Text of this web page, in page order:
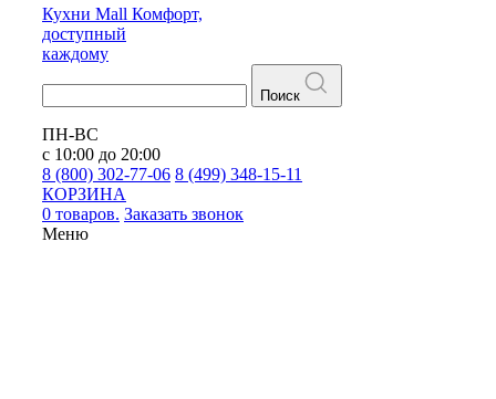
Кухни Mall Комфорт,
доступный
каждому
Поиск
ПН-ВС
с 10:00 до 20:00
8 (800) 302-77-06 8 (499) 348-15-11
КОРЗИНА
0 товаров. Заказать звонок
Меню